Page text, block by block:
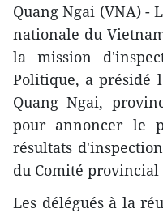
Quang Ngai (VNA) -
nationale du
la mission
Politique, a présidé
Quang Ngai,
pour annoncer le
résultats
du Comité provincial
Les délégués à la